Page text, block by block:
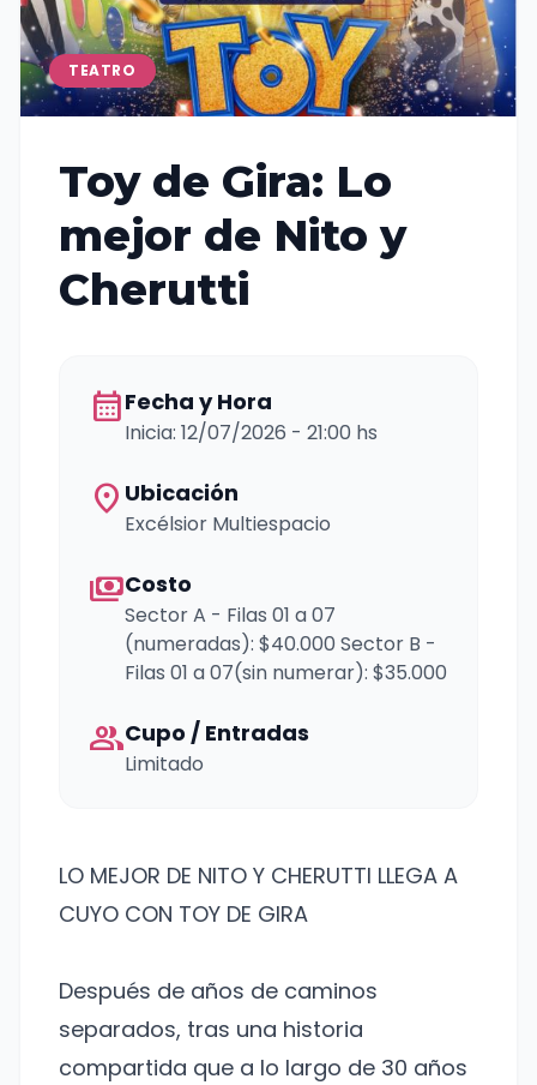
TEATRO
Toy de Gira: Lo
mejor de Nito y
Cherutti
calendar_monthFecha y Hora
Inicia: 12/07/2026 - 21:00 hs
location_on Ubicación
Excélsior Multiespacio
paymentsCosto
Sector A - Filas 01 a 07
(numeradas): $40.000 Sector B -
Filas 01 a 07(sin numerar): $35.000
groupCupo / Entradas
Limitado
LO MEJOR DE NITO Y CHERUTTI LLEGA A
CUYO CON TOY DE GIRA
Después de años de caminos
separados, tras una historia
compartida que a lo largo de 30 años